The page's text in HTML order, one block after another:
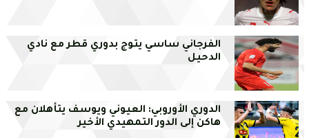
الفرجاني ساسي يتوج بدوري قطر مع نادي
الدحيل
الدوري الأوروبي: العيوني ويوسف يتأهلان مع
هاكن إلى الدور التمهيدي الأخير